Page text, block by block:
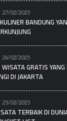
27/02/2025
BANDUNG
26/02/2025
GRATIS
DI JAKARTA
25/02/2025
TERBAIK DI